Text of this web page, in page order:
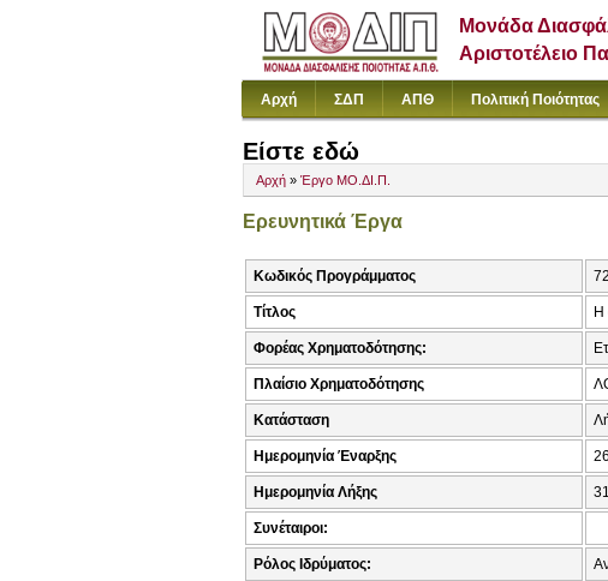
Μονάδα
Αριστοτέλειο
Αρχή ΣΔΠ ΑΠΘ Πολιτική Ποιότητας
Είστε εδώ
Αρχή » Έργο ΜΟ.ΔΙ.Π.
Ερευνητικά Έργα
Κωδικός Προγράμματος
Τίτλος Η
Φορέας Χρηματοδότησης:
Πλαίσιο Χρηματοδότησης
Κατάσταση
Ημερομηνία Έναρξης
Ημερομηνία Λήξης
Συνέταιροι:
Ρόλος Ιδρύματος: